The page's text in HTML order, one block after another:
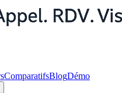
ComparatifsBlogDémo